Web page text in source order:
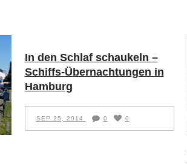
In den Schlaf schaukeln –
Schiffs-Übernachtungen in
Hamburg
SEP 25, 2014 0 0